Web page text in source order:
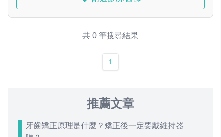
共 0 筆搜尋結果
1
推薦文章
牙齒矯正原理是什麼？矯正後一定要戴維持器